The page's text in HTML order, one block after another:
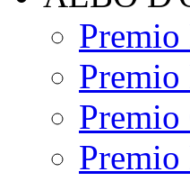
Premio